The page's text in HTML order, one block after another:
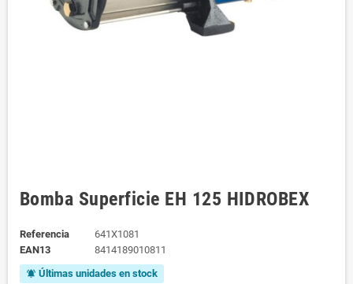
Bomba Superficie EH 125 HIDROBEX
Referencia
641X1081
EAN13
8414189010811
notifications_active Últimas unidades en stock